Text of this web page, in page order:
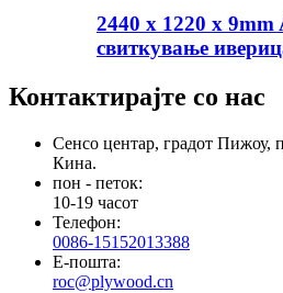
2440 x 1220 x 9mm
свиткување
Контактирајте со нас
Сенсо центар, градот Пижоу,
Кина.
пон - петок:
10-19 часот
Телефон:
0086-15152013388
Е-пошта:
roc@plywood.cn